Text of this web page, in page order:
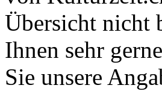
Übersicht nicht
Ihnen sehr
Sie unsere